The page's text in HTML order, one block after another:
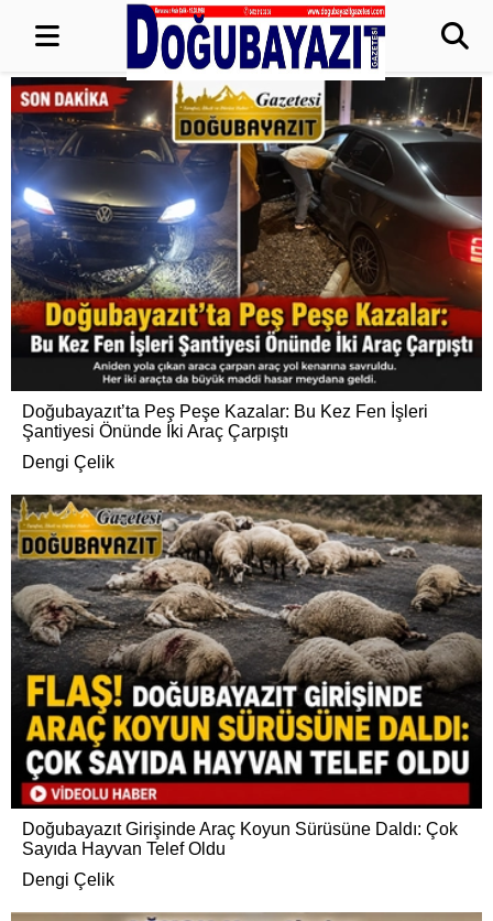
Doğubayazıt’ta Peş Peşe Kazalar: Bu Kez Fen İşleri
Şantiyesi Önünde İki Araç Çarpıştı
Dengi Çelik
Doğubayazıt Girişinde Araç Koyun Sürüsüne Daldı: Çok
Sayıda Hayvan Telef Oldu
Dengi Çelik